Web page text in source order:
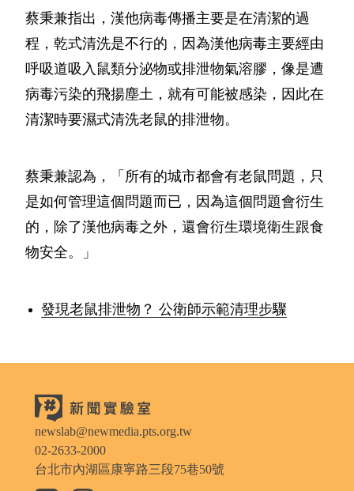
蔡秉兼指出，漢他病毒傳播主要是在清潔的過
程，乾式清洗是不行的，因為漢他病毒主要經由
呼吸道吸入鼠類分泌物或排泄物氣溶膠，像是遭
病毒污染的飛揚塵土，就有可能被感染，因此在
清潔時要濕式清洗老鼠的排泄物。
蔡秉兼認為，「所有的城市都會有老鼠問題，只
是如何管理這個問題而已，因為這個問題會衍生
的，除了漢他病毒之外，還會衍生環境衛生跟食
物安全。」
發現老鼠排泄物？ 公衛師示範清理步驟
newslab@newmedia.pts.org.tw
02-2633-2000
台北市內湖區康寧路三段75巷50號